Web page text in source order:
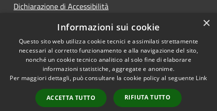
Dichiarazione di Accessibilità
Accesso Civico
Accessibilità
Copyright © 2026 • Provincia di
Ascoli Piceno • Powered by
Municipium•
Accesso
redazione
×
Informazioni sui cookie
Questo sito web utilizza cookie tecnici e assimilati strettamente
necessari al corretto funzionamento e alla navigazione del sito,
nonché un cookie tecnico analitico al solo fine di elaborare
informazioni statistiche, aggregate e anonime.
Per maggiori dettagli, può consultare la cookie policy al seguente Link
ACCETTA TUTTO RIFIUTA TUTTO